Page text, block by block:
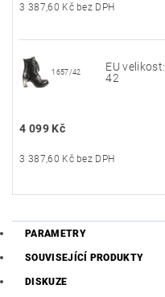
3 387,60 Kč bez DPH
1657/42
EU velikost:
42
4 099 Kč
3 387,60 Kč bez DPH
PARAMETRY
SOUVISEJÍCÍ PRODUKTY
DISKUZE